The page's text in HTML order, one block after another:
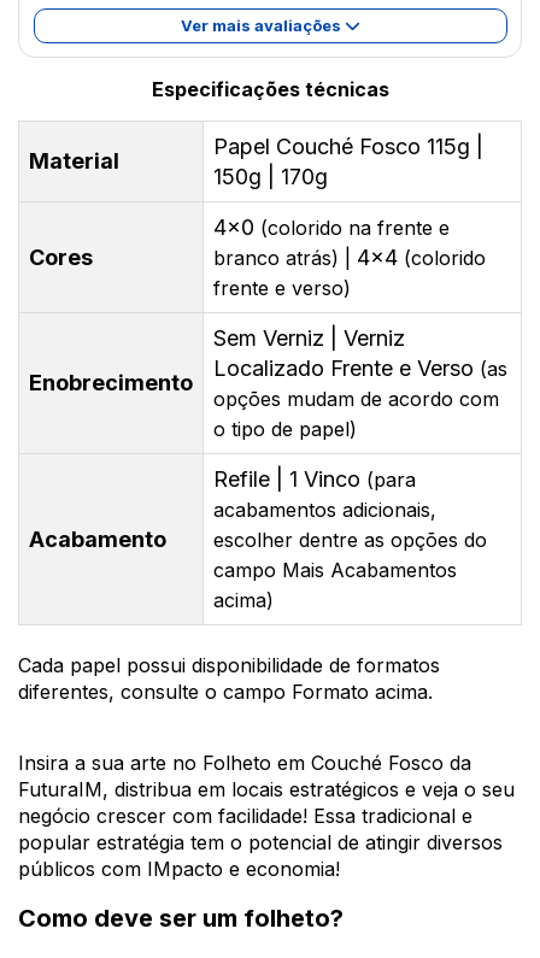
Ver mais avaliações
Especificações técnicas
Material
Papel Couché Fosco 115g |
150g | 170g
Cores
4x0 (colorido na frente e
branco atrás) | 4x4 (colorido
frente e verso)
Enobrecimento
Sem Verniz | Verniz
Localizado Frente e Verso (as
opções mudam de acordo com
o tipo de papel)
Acabamento
Refile | 1 Vinco (para
acabamentos adicionais,
escolher dentre as opções do
campo Mais Acabamentos
acima)
Cada papel possui disponibilidade de formatos
diferentes, consulte o campo Formato acima.
Insira a sua arte no Folheto em Couché Fosco da
FuturaIM, distribua em locais estratégicos e veja o seu
negócio crescer com facilidade! Essa tradicional e
popular estratégia tem o potencial de atingir diversos
públicos com IMpacto e economia!
Como deve ser um folheto?